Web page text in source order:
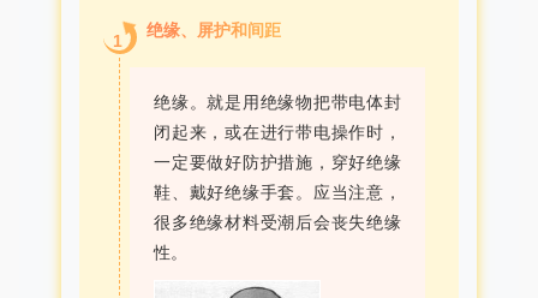
1
绝缘、屏护和间距
绝缘。就是用绝缘物把带电体封
闭起来，或在进行带电操作时，
一定要做好防护措施，穿好绝缘
鞋、戴好绝缘手套。应当注意，
很多绝缘材料受潮后会丧失绝缘
性。